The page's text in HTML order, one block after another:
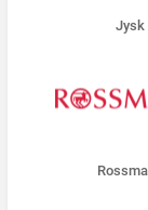
Jysk